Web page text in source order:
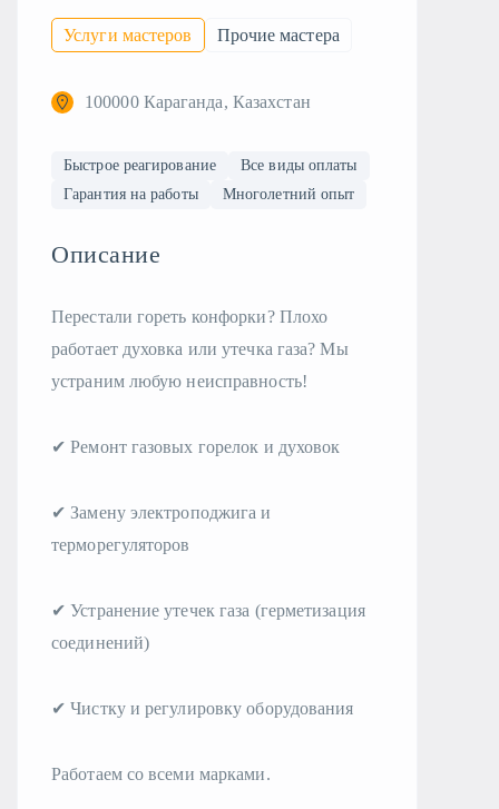
Услуги мастеров Прочие мастера
100000 Караганда, Казахстан
Быстрое реагирование
Все виды оплаты
Гарантия на работы
Многолетний опыт
Описание
Перестали гореть конфорки? Плохо
работает духовка или утечка газа? Мы
устраним любую неисправность!
✔ Ремонт газовых горелок и духовок
✔ Замену электроподжига и
терморегуляторов
✔ Устранение утечек газа (герметизация
соединений)
✔ Чистку и регулировку оборудования
Работаем со всеми марками.